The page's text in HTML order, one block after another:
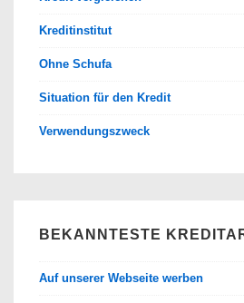
Kreditinstitut
Ohne Schufa
Situation für den Kredit
Verwendungszweck
BEKANNTESTE
Auf unserer Webseite werben